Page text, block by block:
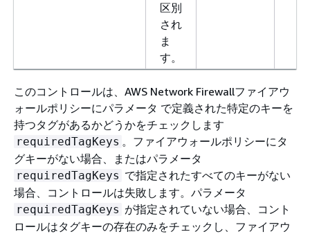
区別
され
ま
す。
このコントロールは、AWS Network Firewallファイアウ
ォールポリシーにパラメータ で定義された特定のキーを
持つタグがあるかどうかをチェックします
requiredTagKeys 。ファイアウォールポリシーにタ
グキーがない場合、またはパラメータ
requiredTagKeys で指定されたすべてのキーがない
場合、コントロールは失敗します。パラメータ
requiredTagKeys が指定されていない場合、コント
ロールはタグキーの存在のみをチェックし、ファイアウ